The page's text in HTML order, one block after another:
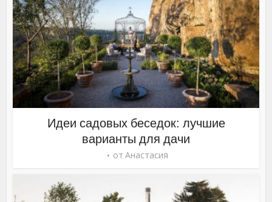
Идеи садовых беседок: лучшие
варианты для дачи
от Анастасия